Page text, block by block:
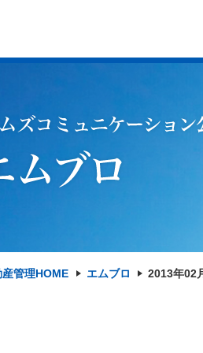
産管理HOME エムブロ 2013年02